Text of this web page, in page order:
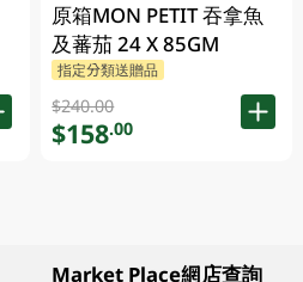
原箱MON PETIT 吞拿魚
及蕃茄 24 X 85GM
指定分類送贈品
$240.00
$158.00
Market Place網店查詢